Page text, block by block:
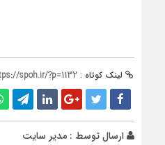
لینک کوتاه : spoh.ir/?p=1132
ارسال توسط : مدیر سایت